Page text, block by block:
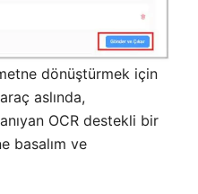
dönüştürmek için
aslında,
OCR destekli bir
basalım ve